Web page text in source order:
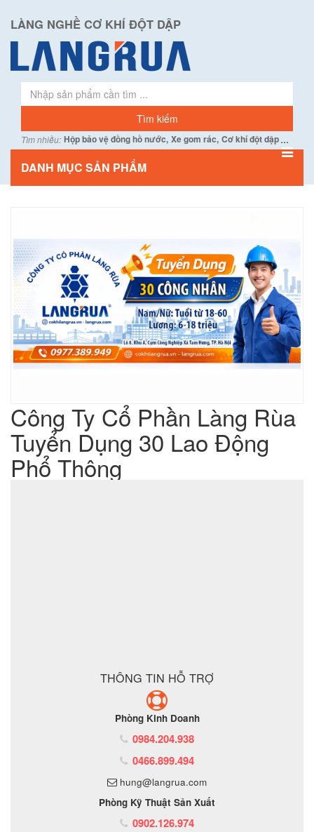
LÀNG NGHỀ CƠ KHÍ ĐỘT DẬP
Tìm nhiều: Hộp bảo vệ đồng hồ nước, Xe gom rác, Cơ khí đột dập...
DANH MỤC SẢN PHẨM
Công Ty Cổ Phần Làng Rùa
Tuyển Dụng 30 Lao Động
Phổ Thông
THÔNG TIN HỖ TRỢ
Phòng Kinh Doanh
0984.204.938
0466.899.494
hung@langrua.com
Phòng Kỹ Thuật Sản Xuất
0902.126.974